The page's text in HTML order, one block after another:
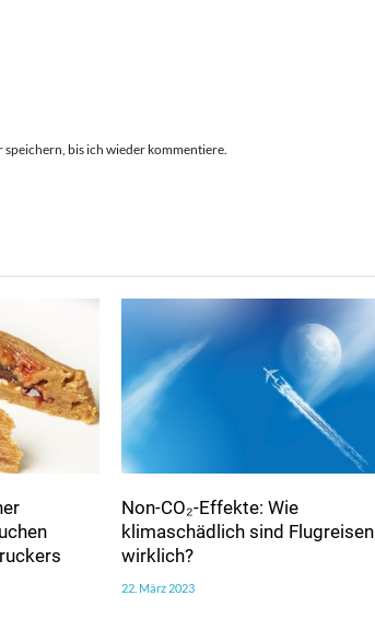
bis ich wieder kommentiere.
Non-CO₂-Effekte: Wie
klimaschädlich sind Flugreisen
wirklich?
22. März 2023